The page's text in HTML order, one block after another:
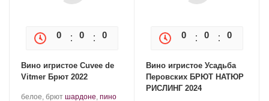
0 0 0
Вино игристое Cuvee de
Vitmer Брют 2022
Производитель:
белое, брют .шардоне, пино
0 0 0
Вино игристое Усадьба
Перовских БРЮТ НАТЮР
РИСЛИНГ 2024